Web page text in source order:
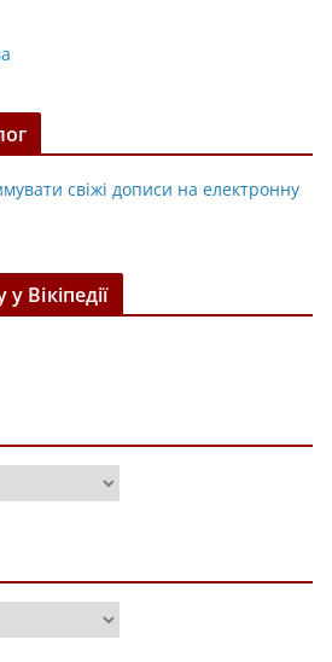
свіжі дописи на електронну
Вікіпедії